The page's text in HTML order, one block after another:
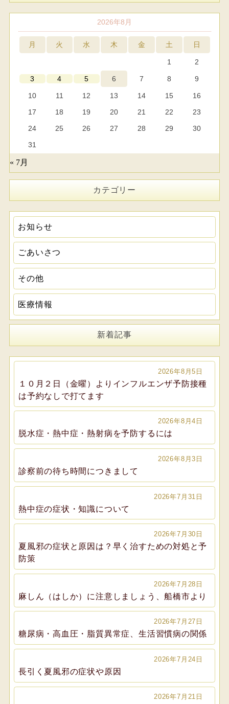
2026年8月
月 火 水 木 金 土 日
1 2
3 4 5 6 7 8 9
10 11 12 13 14 15
16
17
18 19 20 21 22
23
24
25 26 27 28 29
30
31
« 7月
カテゴリー
お知らせ
ごあいさつ
その他
医療情報
新着記事
2026年8月5日
１０月２日（金曜）よりインフルエンザ予防接種
は予約なしで打てます
2026年8月4日
脱水症・熱中症・熱射病を予防するには
2026年8月3日
診察前の待ち時間につきまして
2026年7月31日
熱中症の症状・知識について
2026年7月30日
夏風邪の症状と原因は？早く治すための対処と予
防策
2026年7月28日
麻しん（はしか）に注意しましょう、船橋市より
2026年7月27日
糖尿病・高血圧・脂質異常症、生活習慣病の関係
2026年7月24日
長引く夏風邪の症状や原因
2026年7月21日